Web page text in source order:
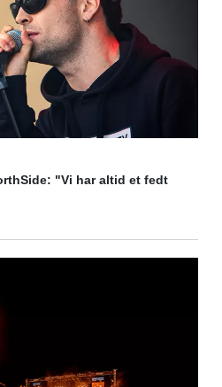
"Vi har altid et fedt